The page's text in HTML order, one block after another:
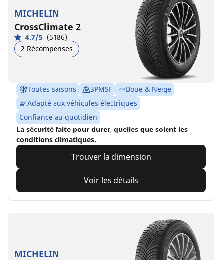
MICHELIN
CrossClimate 2
4.7/5 (5186)
2 Récompenses
Toutes saisons 3PMSF
Boue & Neige
Adapté aux véhicules électriques
Confiance au quotidien
La sécurité faite pour durer, quelles que soient les
conditions climatiques.
Trouver la dimension
Voir les détails
MICHELIN